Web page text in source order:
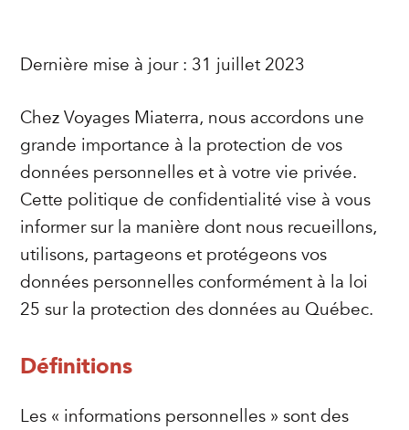
Dernière mise à jour : 31 juillet 2023
Chez Voyages Miaterra, nous accordons une
grande importance à la protection de vos
données personnelles et à votre vie privée.
Cette politique de confidentialité vise à vous
informer sur la manière dont nous recueillons,
utilisons, partageons et protégeons vos
données personnelles conformément à la loi
25 sur la protection des données au Québec.
Définitions
Les « informations personnelles » sont des